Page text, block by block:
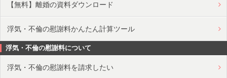
【無料】離婚の資料ダウンロード
浮気・不倫の慰謝料かんたん計算ツール
浮気・不倫の慰謝料について
浮気・不倫の慰謝料を請求したい